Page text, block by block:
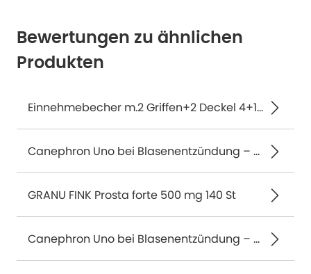
Bewertungen zu ähnlichen
Produkten
Einnehmebecher m.2 Griffen+2 Deckel 4+12 1 St
Canephron Uno bei Blasenentzündung – mit 4-fach Wirkung 30 St
GRANU FINK Prosta forte 500 mg 140 St
Canephron Uno bei Blasenentzündung – mit 4-fach Wirkung 90 St